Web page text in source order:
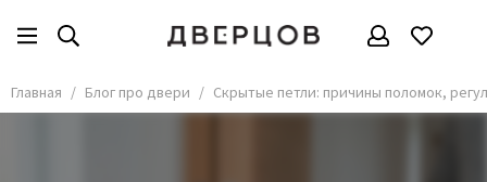
Главная Блог про двери Скрытые петли: причины поломок,